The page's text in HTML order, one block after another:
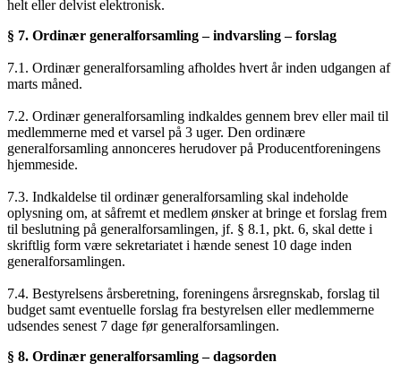
helt eller delvist elektronisk.
§ 7. Ordinær generalforsamling – indvarsling – forslag
7.1. Ordinær generalforsamling afholdes hvert år inden udgangen af
marts måned.
7.2. Ordinær generalforsamling indkaldes gennem brev eller mail til
medlemmerne med et varsel på 3 uger. Den ordinære
generalforsamling annonceres herudover på Producentforeningens
hjemmeside.
7.3. Indkaldelse til ordinær generalforsamling skal indeholde
oplysning om, at såfremt et medlem ønsker at bringe et forslag frem
til beslutning på generalforsamlingen, jf. § 8.1, pkt. 6, skal dette i
skriftlig form være sekretariatet i hænde senest 10 dage inden
generalforsamlingen.
7.4. Bestyrelsens årsberetning, foreningens årsregnskab, forslag til
budget samt eventuelle forslag fra bestyrelsen eller medlemmerne
udsendes senest 7 dage før generalforsamlingen.
§ 8. Ordinær generalforsamling – dagsorden